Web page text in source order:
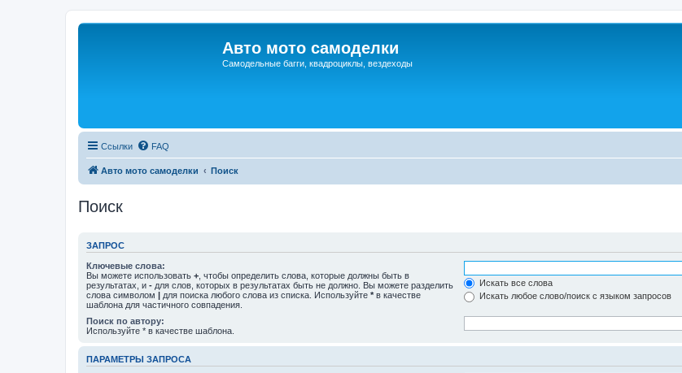
Авто мото самоделки
Самодельные багги, квадроциклы, вездеходы
Ссылки FAQ
Авто мото самоделки Поиск
Поиск
ЗАПРОС
Ключевые слова:
Вы можете использовать + , чтобы определить слова, которые должны быть в
результатах, и - для слов, которых в результатах быть не должно. Вы можете разделить
слова символом | для поиска любого слова из списка. Используйте * в качестве
шаблона для частичного совпадения.
Искать все слова
Искать любое слово/поиск с языком запросов
Поиск по автору:
Используйте * в качестве шаблона.
ПАРАМЕТРЫ ЗАПРОСА